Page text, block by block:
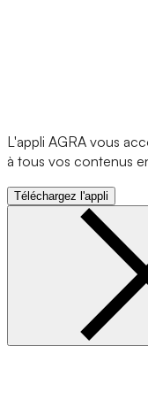
L'appli AGRA vous
à tous vos contenus
Téléchargez l'appli